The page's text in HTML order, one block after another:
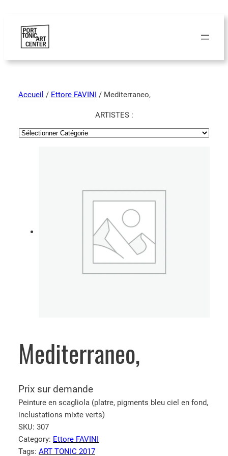
Accueil / Ettore FAVINI / Mediterraneo,
ARTISTES :
Mediterraneo,
Prix sur demande
Peinture en scagliola (platre, pigments bleu ciel en fond,
inclustations mixte verts)
SKU: 307
Category: Ettore FAVINI
Tags: ART TONIC 2017